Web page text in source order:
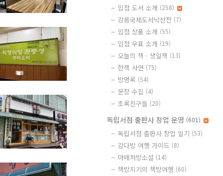
입점 도서 소개 (258)
강릉국제도서낙선전 (7)
입점 상품 소개 (55)
입점 우표 소개 (19)
오늘의 책 · 생일책 (13)
헌책 사연 (75)
방명록 (54)
문장 수집 (4)
초록친구들 (20)
독립서점 출판사 창업 운영 (601)
독립서점 출판사 창업 일기 (53)
강다방 여행 가이드 (8)
야매처방소설 (14)
책방지기의 책방여행 (60)